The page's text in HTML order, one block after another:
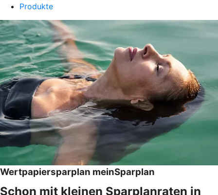
Produkte
Wertpapiersparplan meinSparplan
Schon mit kleinen Sparplanraten in